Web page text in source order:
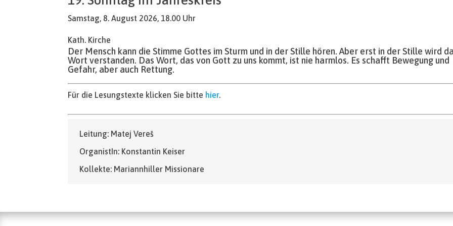
Samstag, 8. August 2026, 18.00 Uhr
Kath. Kirche
Der Mensch kann die Stimme Gottes im Sturm und in der Stille hören. Aber erst in der Stille wird
Wort verstanden. Das Wort, das von Gott zu uns kommt, ist nie harmlos. Es schafft Bewegung und
Gefahr, aber auch Rettung.
Für die Lesungstexte klicken Sie bitte hier.
Leitung: Matej Vereš
OrganistIn: Konstantin Keiser
Kollekte: Mariannhiller Missionare